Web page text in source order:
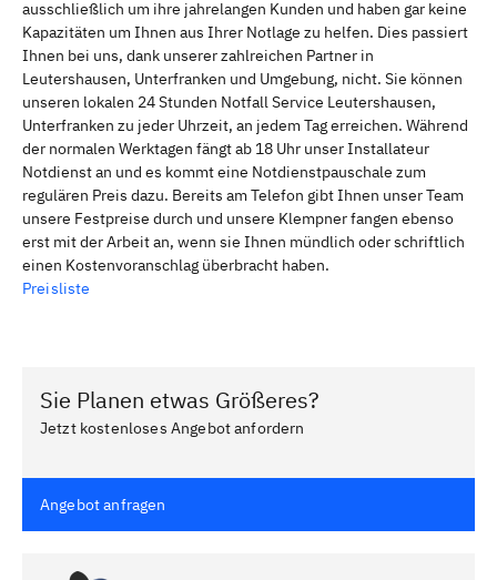
ausschließlich um ihre jahrelangen Kunden und haben gar keine
Kapazitäten um Ihnen aus Ihrer Notlage zu helfen. Dies passiert
Ihnen bei uns, dank unserer zahlreichen Partner in
Leutershausen, Unterfranken und Umgebung, nicht. Sie können
unseren lokalen 24 Stunden Notfall Service Leutershausen,
Unterfranken zu jeder Uhrzeit, an jedem Tag erreichen. Während
der normalen Werktagen fängt ab 18 Uhr unser Installateur
Notdienst an und es kommt eine Notdienstpauschale zum
regulären Preis dazu. Bereits am Telefon gibt Ihnen unser Team
unsere Festpreise durch und unsere Klempner fangen ebenso
erst mit der Arbeit an, wenn sie Ihnen mündlich oder schriftlich
einen Kostenvoranschlag überbracht haben.
Preisliste
Sie Planen etwas Größeres?
Jetzt kostenloses Angebot anfordern
Angebot anfragen